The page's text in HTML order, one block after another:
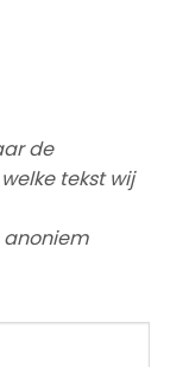
de
tekst wij
anoniem